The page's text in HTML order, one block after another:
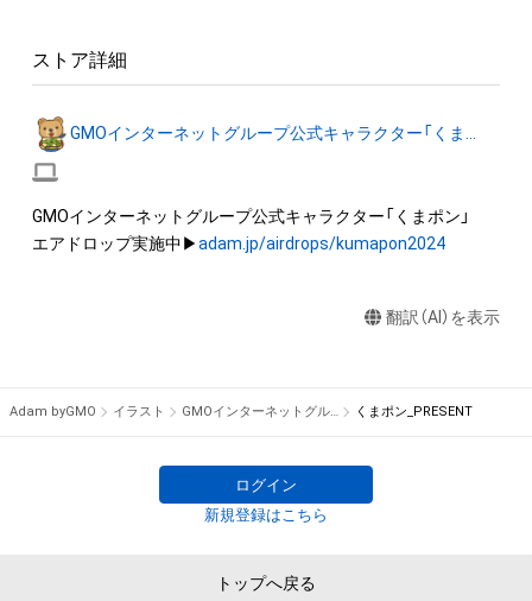
・本アイテムに関する創作物（画像および映像、音楽、商標または
産権（著作権、特許権、実用新案権、商標権、意匠権その他の知的
財産権（それらの権利を取得し、又はそれらの権利につき登録等
を出願する権利を含みます。）を意味します。）は、本アイテムの
作成者または第三者のライセンス保有者によって保護されてい
ます。そのため、本アイテムを保有していたとしても、本アイテ
・本アイテムの作成者または第三者のライセンス保有者からの
成者または第三者のライセンス保有者が不適切であると判断し
た場合、利用をお断りさせていただきます。
因で発生したものであっても、本アイテムの作成者または第三
ストア詳細
GMOインターネットグループ公式キャラクター「くまポン」
エアドロップ実施中▶adam.jp/airdrops/kumapon2024
翻訳（AI）を表示
Adam byGMO イラスト GMOインターネットグループ公式キャラクター「くまポン」 くまポン_PRESENT
ログイン
新規登録はこちら
トップへ戻る